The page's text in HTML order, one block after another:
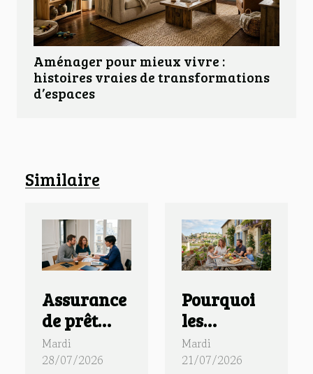
Aménager pour mieux vivre :
histoires vraies de transformations
d’espaces
Similaire
Assurance
de prêt
immobilier
: pourquoi
Mardi
28/07/2026
Pourquoi
les
familles
urbaines
Mardi
21/07/2026